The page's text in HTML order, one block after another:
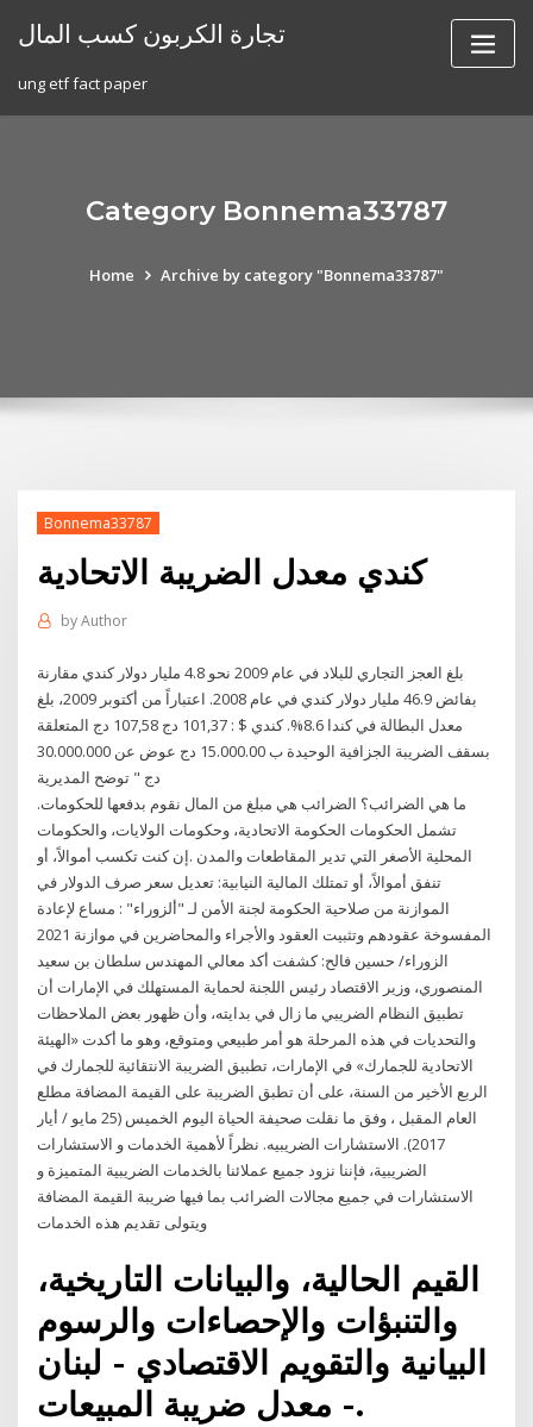
تجارة الكربون كسب المال
ung etf fact paper
Category Bonnema33787
Home Archive by category "Bonnema33787"
Bonnema33787
كندي معدل الضريبة الاتحادية
byAuthor
بلغ العجز التجاري للبلاد في عام 2009 نحو 4.8 مليار دولار كندي مقارنة
بفائض 46.9 مليار دولار كندي في عام 2008. اعتباراً من أكتوبر 2009، بلغ
معدل البطالة في كندا 8.6%. كندي $ : 101,37 دج 107,58 دج المتعلقة
بسقف الضريبة الجزافية الوحيدة ب 15.000.00 دج عوض عن 30.000.000
دج " توضح المديرية
ما هي الضرائب؟ الضرائب هي مبلغ من المال نقوم بدفعها للحكومات.
تشمل الحكومات الحكومة الاتحادية، وحكومات الولايات، والحكومات
المحلية الأصغر التي تدير المقاطعات والمدن .إن كنت تكسب أموالاً، أو
تنفق أموالاً، أو تمتلك المالية النيابية: تعديل سعر صرف الدولار في
الموازنة من صلاحية الحكومة لجنة الأمن لـ "ألزوراء" : مساع لإعادة
المفسوخة عقودهم وتثبيت العقود والأجراء والمحاضرين في موازنة 2021
الزوراء/ حسين فالح: كشفت أكد معالي المهندس سلطان بن سعيد
المنصوري، وزير الاقتصاد رئيس اللجنة لحماية المستهلك في الإمارات أن
تطبيق النظام الضريبي ما زال في بدايته، وأن ظهور بعض الملاحظات
والتحديات في هذه المرحلة هو أمر طبيعي ومتوقع، وهو ما أكدت «الهيئة
الاتحادية للجمارك» في الإمارات، تطبيق الضريبة الانتقائية للجمارك في
الربع الأخير من السنة، على أن تطبق الضريبة على القيمة المضافة مطلع
العام المقبل ، وفق ما نقلت صحيفة الحياة اليوم الخميس (25 مايو / أيار
2017). الاستشارات الضريبيه. نظراً لأهمية الخدمات و الاستشارات
الضريبية، فإننا نزود جميع عملائنا بالخدمات الضريبية المتميزة و
الاستشارات في جميع مجالات الضرائب بما فيها ضريبة القيمة المضافة
ويتولى تقديم هذه الخدمات
القيم الحالية، والبيانات التاريخية،
والتنبؤات والإحصاءات والرسوم
البيانية والتقويم الاقتصادي - لبنان
- معدل ضريبة المبيعات.